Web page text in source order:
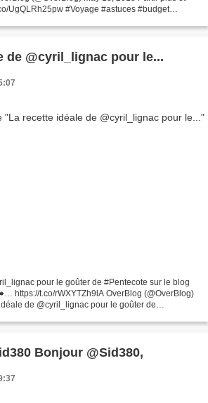
UgQLRh25pw #Voyage #astuces #budget
de @cyril_lignac pour le...
pour le goûter de #Pentecote sur le blog
https://t.co/rWXYTZh9lA OverBlog (@OverBlog)
de @cyril_lignac pour le goûter de
Bonjour @Sid380,